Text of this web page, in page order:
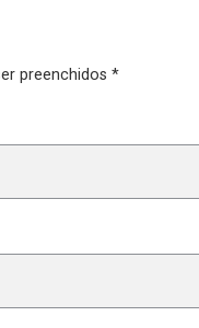
preenchidos *